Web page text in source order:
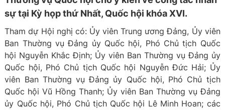
sự tại Kỳ họp thứ Nhất, Quốc hội khóa XVI.
Tham dự Hội nghị có: Ủy viên Trung ương Đảng, Ủy viên
Ban Thường vụ Đảng ủy Quốc hội, Phó Chủ tịch Quốc
hội Nguyễn Khắc Định; Ủy viên Ban Thường vụ Đảng ủy
Quốc hội, Phó Chủ tịch Quốc hội Nguyễn Đức Hải; Ủy
viên Ban Thường vụ Đảng ủy Quốc hội, Phó Chủ tịch
Quốc hội Vũ Hồng Thanh; Ủy viên Ban Thường vụ Đảng
ủy Quốc hội, Phó Chủ tịch Quốc hội Lê Minh Hoan; các